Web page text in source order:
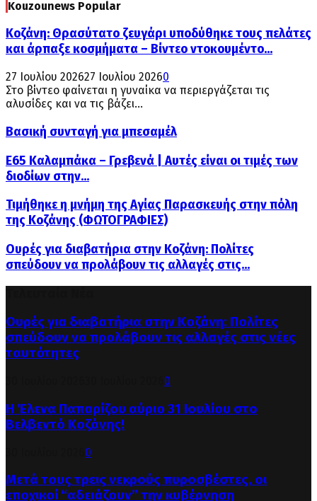
Kouzounews Popular
Κοζάνη: Θρασύτατο ζευγάρι υποδύθηκε τους πελάτες
και άρπαξε κοσμήματα – Βίντεο ντοκουμέντο...
27 Ιουλίου 202627 Ιουλίου 20260
Στο βίντεο φαίνεται η γυναίκα να περιεργάζεται τις
αλυσίδες και να τις βάζει...
Βασική συνταγή για μπεσαμέλ
Ε65 Καλαμπάκα – Γρεβενά | Αυτές είναι οι τιμές των
διοδίων στην...
Τιμήθηκε η μνήμη της Αγίας Παρασκευής στην πόλη
της Κοζάνης (ΦΩΤΟΓΡΑΦΙΕΣ)
Ουρές για διαβατήρια στην Κοζάνη: Πολίτες
σπεύδουν να προλάβουν τις αλλαγές στις...
Ουρές για διαβατήρια στην Κοζάνη: Πολίτες
σπεύδουν να προλάβουν τις αλλαγές στις νέες
ταυτότητες
0
Η Έλενα Παπαρίζου αύριο 31 Ιουλίου στο
Βελβεντό Κοζάνης!
0
Μετά τους τρεις νεκρούς πυροσβέστες, οι
εποχικοί “αδειάζουν” την κυβέρνηση